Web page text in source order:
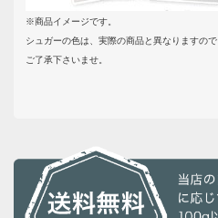
※商品イメージです。
シュガーの色は、実際の商品と異なりますので
ご了承下さいませ。